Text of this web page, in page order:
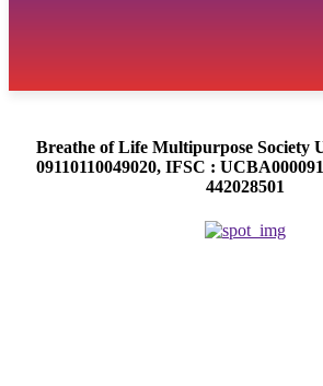
Breathe of Life Multipurpose Society
09110110049020, IFSC :
442028501